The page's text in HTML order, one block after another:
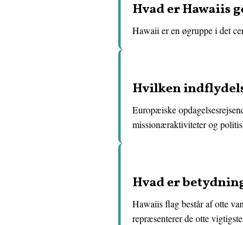
Hvad er Hawaiis
Hawaii er en øgruppe i det
Hvilken
Europæiske
missionæraktiviteter og
Hvad er
Hawaiis flag består af otte
repræsenterer de otte